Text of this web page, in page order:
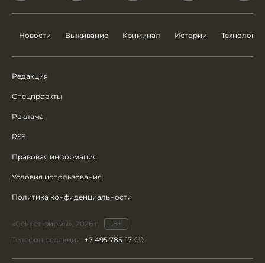
Новости Выживание Криминал Истории Технологии
Редакция
Спецпроекты
Реклама
RSS
Правовая информация
Условия использования
Политика конфиденциальности
«Секрет фирмы», 2026 г.
18+
Телефон редакции: +7 495 785-17-00